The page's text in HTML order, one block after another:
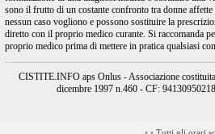
sono il frutto di un costante confronto tra donne
nessun caso vogliono e possono sostituire la
diretto con il proprio medico curante. Si raccomanda
proprio medico prima di mettere in pratica qualsiasi
CISTITE.INFO aps Onlus - Associazione
dicembre 1997 n.460 - CF: